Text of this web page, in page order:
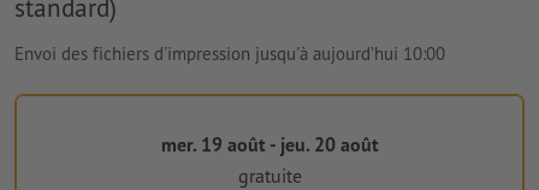
standard)
Envoi des fichiers d'impression jusqu'à aujourd’hui 10:00
mer. 19 août - jeu. 20 août
gratuite